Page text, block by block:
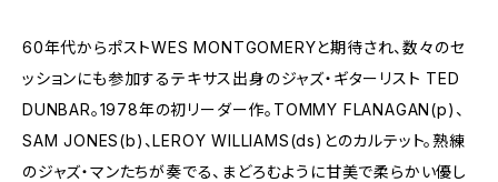
60年代からポストWES MONTGOMERYと期待され、数々のセ
ッションにも参加するテキサス出身のジャズ・ギターリスト TED
DUNBAR。1978年の初リーダー作。TOMMY FLANAGAN(p)、
SAM JONES(b)、LEROY WILLIAMS(ds)とのカルテット。熟練
のジャズ・マンたちが奏でる、まどろむように甘美で柔らかい優し